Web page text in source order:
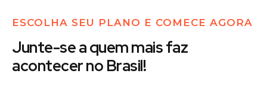
ESCOLHA SEU PLANO E COMECE AGORA
Junte-se a quem mais faz
acontecer no Brasil!